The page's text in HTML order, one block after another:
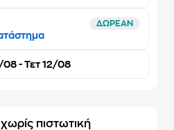
ΔΩΡΕΑΝ
08 - Τετ 12/08
πιστωτική